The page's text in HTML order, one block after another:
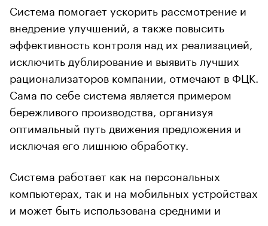
Система помогает ускорить рассмотрение и
внедрение улучшений, а также повысить
эффективность контроля над их реализацией,
исключить дублирование и выявить лучших
рационализаторов компании, отмечают в ФЦК.
Сама по себе система является примером
бережливого производства, организуя
оптимальный путь движения предложения и
исключая его лишнюю обработку.
Система работает как на персональных
компьютерах, так и на мобильных устройствах
и может быть использована средними и